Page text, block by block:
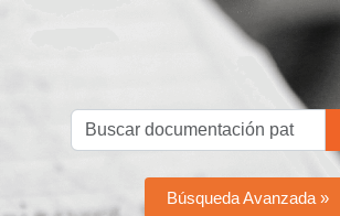
Búsqueda Avanzada »